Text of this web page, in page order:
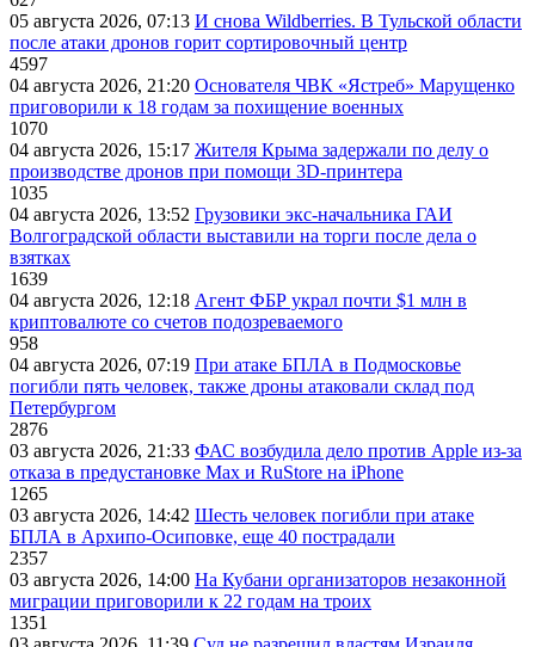
05 августа 2026, 07:13 И снова Wildberries. В Тульской области
после атаки дронов горит сортировочный центр
4597
04 августа 2026, 21:20 Основателя ЧВК «Ястреб» Марущенко
приговорили к 18 годам за похищение военных
1070
04 августа 2026, 15:17 Жителя Крыма задержали по делу о
производстве дронов при помощи 3D‑принтера
1035
04 августа 2026, 13:52 Грузовики экс-начальника ГАИ
Волгоградской области выставили на торги после дела о
взятках
1639
04 августа 2026, 12:18 Агент ФБР украл почти $1 млн в
криптовалюте со счетов подозреваемого
958
04 августа 2026, 07:19 При атаке БПЛА в Подмосковье
погибли пять человек, также дроны атаковали склад под
Петербургом
2876
03 августа 2026, 21:33 ФАС возбудила дело против Apple из-за
отказа в предустановке Max и RuStore на iPhone
1265
03 августа 2026, 14:42 Шесть человек погибли при атаке
БПЛА в Архипо-Осиповке, еще 40 пострадали
2357
03 августа 2026, 14:00 На Кубани организаторов незаконной
миграции приговорили к 22 годам на троих
1351